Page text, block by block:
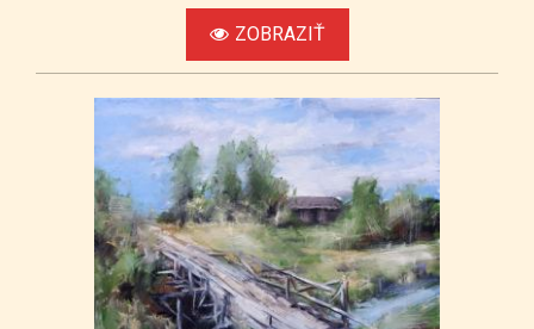
ZOBRAZIŤ